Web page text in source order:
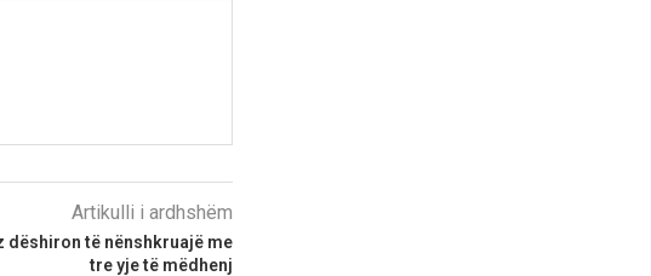
Artikulli i ardhshëm
dëshiron të nënshkruajë me
tre yje të mëdhenj